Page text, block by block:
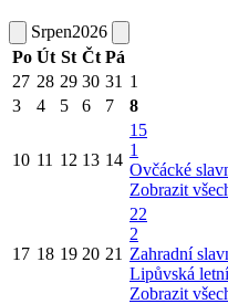
Srpen2026
Po Út St Čt Pá
27 28 29 30 31 1
3
4 5 6 7 8
10 11 12 13 14
15
1
Ovčácké
Zobrazit
17 18 19 20 21
22
2
Zahradní
Lipůvská
Zobrazit